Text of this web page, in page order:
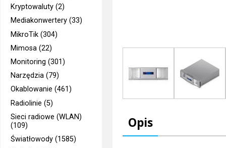
Kryptowaluty (2)
Mediakonwertery (33)
MikroTik (304)
Mimosa (22)
Monitoring (301)
Narzędzia (79)
Okablowanie (461)
Radiolinie (5)
Sieci radiowe (WLAN)
(109)
Światłowody (1585)
Opis